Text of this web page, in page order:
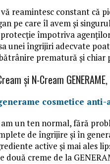
reamintesc constant că
pe care îl avem și
împotriva
unei îngrijiri adecvate
prematură și chiar
și N-Cream
un ten normal, fără
de îngrijire şi în
active şi mai ales
două creme de la